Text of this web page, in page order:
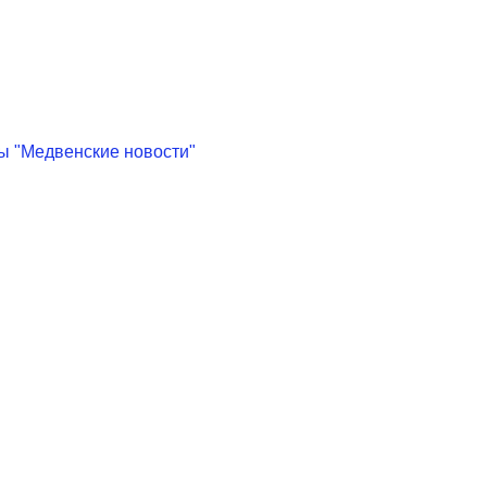
"Медвенские новости"